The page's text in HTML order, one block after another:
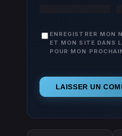
ENREGISTRER MON
ET MON SITE DANS
POUR MON